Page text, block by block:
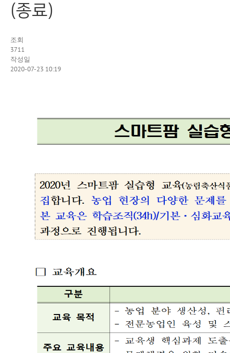
(종료)
조회
3711
작성일
2020-07-23 10:19